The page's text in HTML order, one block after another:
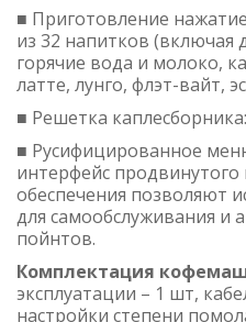
■ Приготовление
из 32 напитков (включая
горячие вода и молоко,
латте, лунго, флэт-вайт,
■ Решетка
■ Русифицированное
интерфейс
обеспечения позволяют
для самообслуживания и
пойнтов.
Комплектация
эксплуатации – 1 шт,
настройки степени